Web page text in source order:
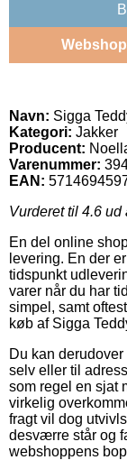
Webshop
Navn: Sigga
Kategori: Jakker
Producent:
Varenummer:
EAN:
Vurderet til 4.6 ud
En del online
levering. En der
tidspunkt
varer når du har
simpel, samt
køb af Sigga
Du kan
selv eller til
som regel en sjat
virkelig
fragt vil dog
desværre står og
webshoppens